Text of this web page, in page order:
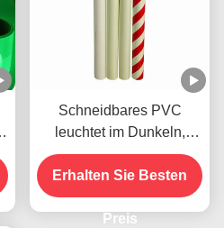
Schneidbares PVC
leuchtet im Dunkeln,
druckbares Vinylband
Selbstklebstoff
Erhalten Sie Besten
Preis